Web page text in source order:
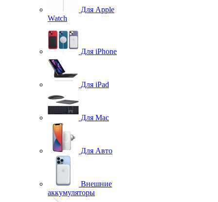
Для Apple
Watch
Для iPhone
Для iPad
Для Mac
Для Авто
Внешние
аккумуляторы